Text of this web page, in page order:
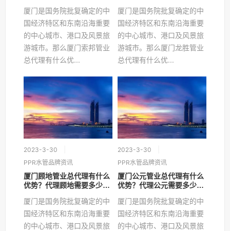
厦门是国务院批复确定的中
国经济特区和东南沿海重要
的中心城市、港口及风景旅
游城市。那么厦门索邦管业
总代理有什么优...
厦门是国务院批复确定的中
国经济特区和东南沿海重要
的中心城市、港口及风景旅
游城市。那么厦门龙胜管业
总代理有什么优...
2023-3-30
PPR水管品牌资讯
厦门顾地管业总代理有什么
优势？代理顾地需要多少
厦门是国务院批复确定的中
国经济特区和东南沿海重要
的中心城市、港口及风景旅
2023-3-30
PPR水管品牌资讯
厦门公元管业总代理有什么
优势？代理公元需要多少
厦门是国务院批复确定的中
国经济特区和东南沿海重要
的中心城市、港口及风景旅